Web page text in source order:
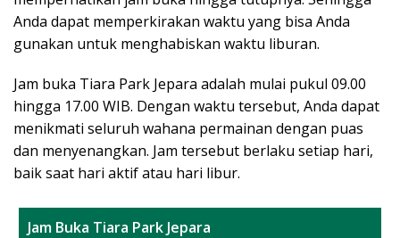
Anda dapat memperkirakan waktu yang bisa Anda
gunakan untuk menghabiskan waktu liburan.
Jam buka Tiara Park Jepara adalah mulai pukul 09.00
hingga 17.00 WIB. Dengan waktu tersebut, Anda dapat
menikmati seluruh wahana permainan dengan puas
dan menyenangkan. Jam tersebut berlaku setiap hari,
baik saat hari aktif atau hari libur.
Jam Buka Tiara Park Jepara